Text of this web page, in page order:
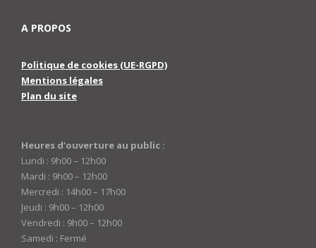
A PROPOS
Politique de cookies (UE-RGPD)
Mentions légales
Plan du site
Heures d’ouverture au public :
Lundi : 9h00 – 12h00
Mardi : 9h00 – 12h00
Mercredi : 14h00 – 17h00
Jeudi : 9h00 – 12h00
Vendredi : 9h00 – 12h00
Samedi : Fermé